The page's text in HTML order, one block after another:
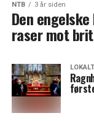
NTB 3 år siden
Den
raser mot
LOKALT